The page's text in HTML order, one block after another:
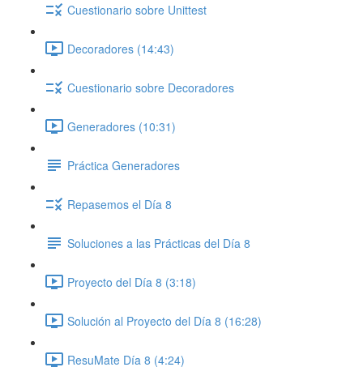
Cuestionario sobre Unittest
Decoradores (14:43)
Cuestionario sobre Decoradores
Generadores (10:31)
Práctica Generadores
Repasemos el Día 8
Soluciones a las Prácticas del Día 8
Proyecto del Día 8 (3:18)
Solución al Proyecto del Día 8 (16:28)
ResuMate Día 8 (4:24)